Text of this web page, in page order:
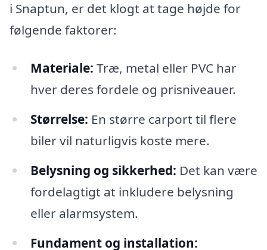
i Snaptun, er det klogt at tage højde for
følgende faktorer:
Materiale: Træ, metal eller PVC har
hver deres fordele og prisniveauer.
Størrelse: En større carport til flere
biler vil naturligvis koste mere.
Belysning og sikkerhed: Det kan være
fordelagtigt at inkludere belysning
eller alarmsystem.
Fundament og installation: